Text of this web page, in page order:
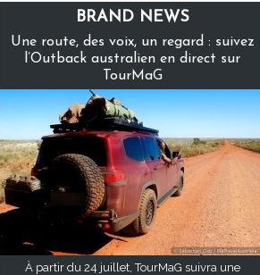
BRAND NEWS
Une route, des voix, un regard : suivez
l’Outback australien en direct sur
TourMaG
À partir du 24 juillet, TourMaG suivra une